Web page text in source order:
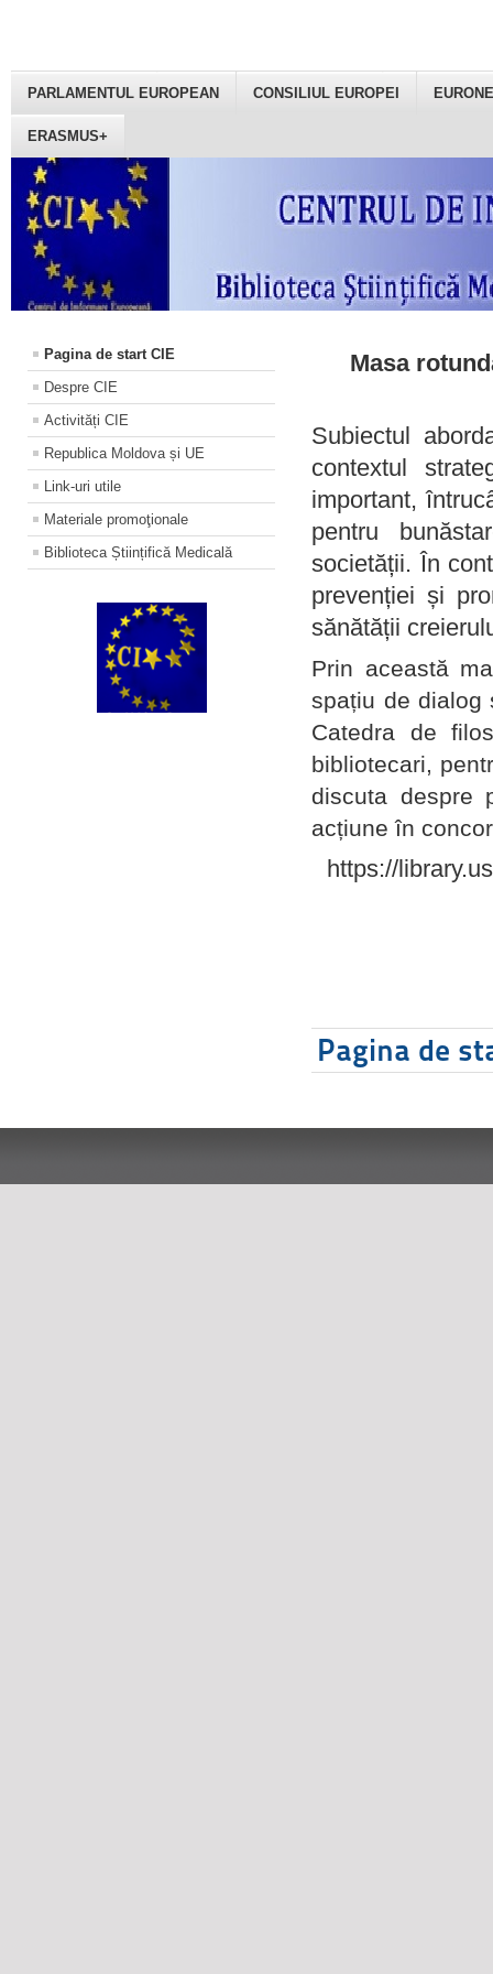
PARLAMENTUL EUROPEAN CONSILIUL EUROPEI
ERASMUS+
Pagina de start CIE
Despre CIE
Activități CIE
Republica Moldova și UE
Link-uri utile
Materiale promoţionale
Biblioteca Științifică Medicală
Masa
Subiectul
contextul
important,
pentru
societății. În
prevenției și
sănătății
Prin această
spațiu de dialog
Catedra de
bibliotecari,
discuta despre
acțiune în
https://
Pagina de